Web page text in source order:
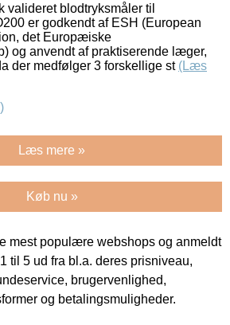
valideret blodtryksmåler til
er godkendt af ESH (European
det Europæiske
og anvendt af praktiserende læger,
der medfølger 3 forskellige st (Læs
Læs mere »
Køb nu »
mest populære webshops og anmeldt
til 5 ud fra bl.a. deres prisniveau,
brugervenlighed,
og betalingsmuligheder.